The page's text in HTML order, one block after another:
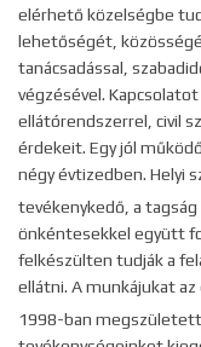
elérhető közelségbe
lehetőségét,
tanácsadással,
végzésével.
ellátórendszerrel, civil
érdekeit. Egy jól
négy évtizedben. Helyi
tevékenykedő, a
önkéntesekkel együtt
felkészülten tudják a
ellátni. A munkájukat
1998-ban megszületett